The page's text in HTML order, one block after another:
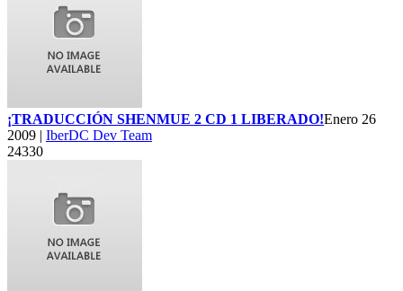
¡TRADUCCIÓN SHENMUE 2 CD 1 LIBERADO!Enero 26
2009 | IberDC Dev Team
24330